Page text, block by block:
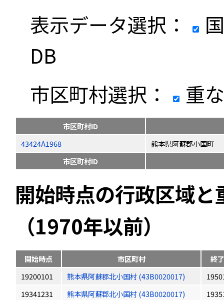
表示データ選択：
DB
市区町村選択：
重
市区町村ID
43424A1968
熊本県阿蘇郡小国町
市区町村ID
開始時点の行政区域
（1970年以前）
開始時点 市区町村
終
19200101
熊本県阿蘇郡北小国村 (43B0020017)
19341231
熊本県阿蘇郡北小国村 (43B0020017)